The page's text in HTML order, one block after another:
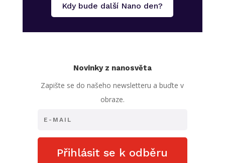
Kdy bude další Nano den?
Novinky z nanosvěta
Zapište se do našeho newsletteru a buďte v
obraze.
Přihlásit se k odběru